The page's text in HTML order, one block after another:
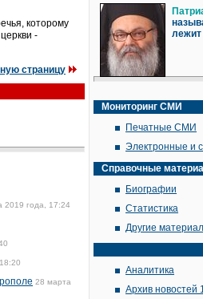
которому
-
страницу
2019 года, 17:24
28 марта
лежит
Мониторинг СМИ
Печатные СМИ
Электронные и
Справочные
Биографии
Статистика
Другие
Аналитика
Архив новостей